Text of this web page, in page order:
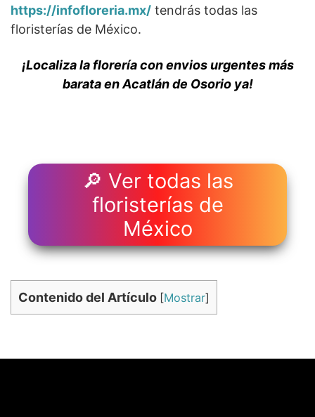
https://infofloreria.mx/ tendrás todas las
floristerías de México.
¡Localiza la florería con envios urgentes más
barata en Acatlán de Osorio ya!
🔎 Ver todas las
floristerías de
México
Contenido del Artículo [Mostrar]